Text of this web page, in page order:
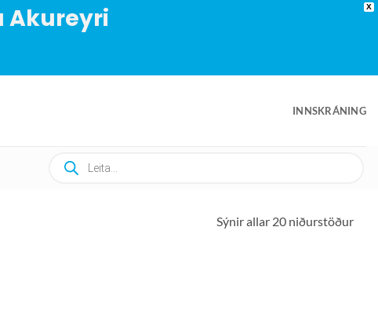
X
Akureyri
INNSKRÁNING
search
Sýnir allar 20 niðurstöður